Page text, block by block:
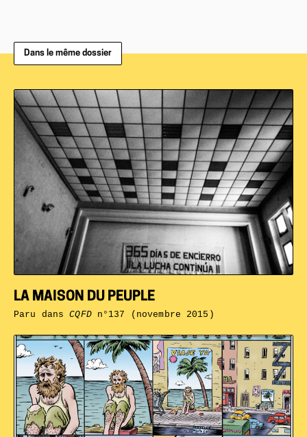
Dans le même dossier
LA MAISON DU PEUPLE
Paru dansCQFDn°137 (novembre 2015)